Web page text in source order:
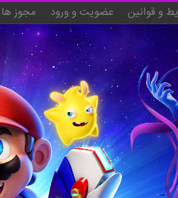
و قوانین عضویت و ورود مجوز ها